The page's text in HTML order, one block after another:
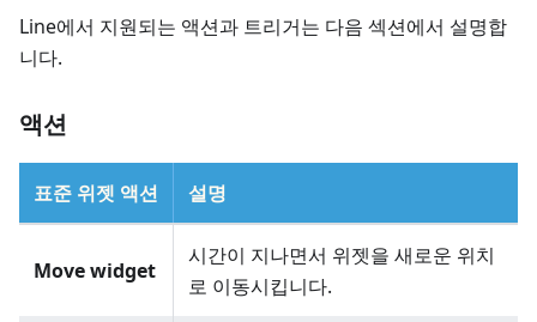
Line에서 지원되는 액션과 트리거는 다음 섹션에서 설명합
니다.
액션
표준 위젯 액션 설명
Move widget
시간이 지나면서 위젯을 새로운 위치
로 이동시킵니다.